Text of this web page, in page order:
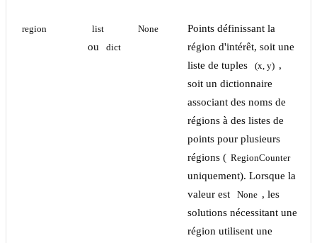
region list
ou dict
None
Points définissant la
région d'intérêt, soit une
liste de tuples
(x, y) ,
soit un dictionnaire
associant des noms de
régions à des listes de
points pour plusieurs
régions ( RegionCounter
uniquement). Lorsque la
valeur est
None , les
solutions nécessitant une
région utilisent une